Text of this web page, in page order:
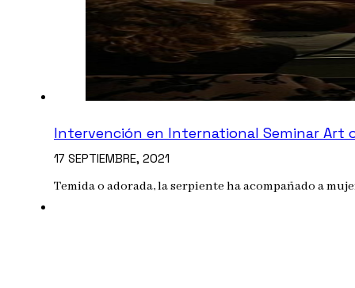
Intervención en International Seminar Art
17 SEPTIEMBRE, 2021
Temida o adorada, la serpiente ha acompañado a